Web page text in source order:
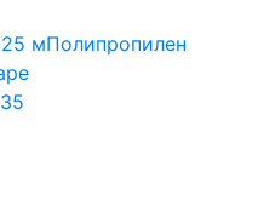
мПолипропилен